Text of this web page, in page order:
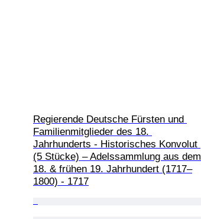
Regierende Deutsche Fürsten und
Familienmitglieder des 18.
Jahrhunderts - Historisches Konvolut
(5 Stücke) – Adelssammlung aus dem
18. & frühen 19. Jahrhundert (1717–
1800) - 1717